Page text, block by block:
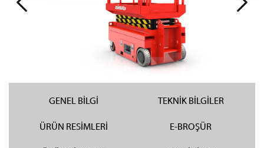
GENEL BİLGİ TEKNİK BİLGİLER
ÜRÜN RESİMLERİ E-BROŞÜR